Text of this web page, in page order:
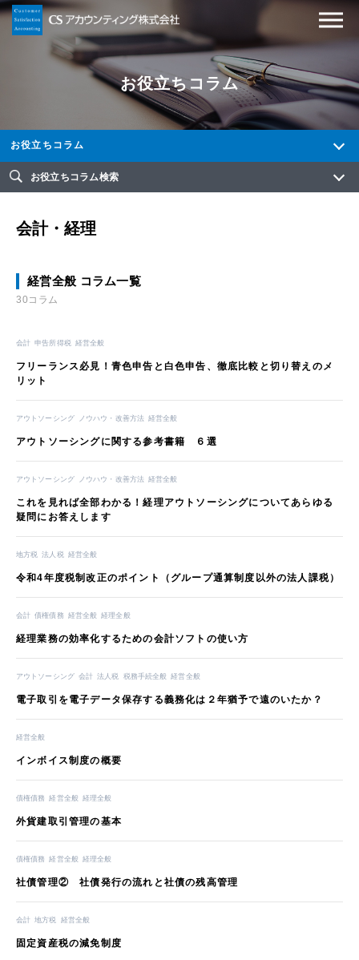
お役立ちコラム
お役立ちコラム
お役立ちコラム検索
会計・経理
経営全般 コラム一覧
30コラム
会計 申告所得税 経営全般
フリーランス必見！青色申告と白色申告、徹底比較と切り替えのメ
リット
アウトソーシング ノウハウ・改善方法 経営全般
アウトソーシングに関する参考書籍 ６選
アウトソーシング ノウハウ・改善方法 経営全般
これを見れば全部わかる！経理アウトソーシングについてあらゆる
疑問にお答えします
地方税 法人税 経営全般
令和4年度税制改正のポイント（グループ通算制度以外の法人課税）
会計 債権債務 経営全般 経理全般
経理業務の効率化するための会計ソフトの使い方
アウトソーシング 会計 法人税 税務手続全般 経営全般
電子取引を電子データ保存する義務化は２年猶予で遠のいたか？
経営全般
インボイス制度の概要
債権債務 経営全般 経理全般
外貨建取引管理の基本
債権債務 経営全般 経理全般
社債管理② 社債発行の流れと社債の残高管理
会計 地方税 経営全般
固定資産税の減免制度